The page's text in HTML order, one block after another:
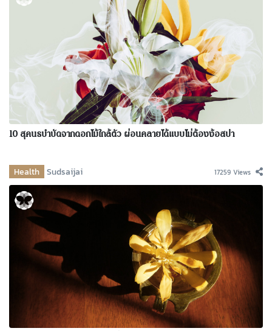
10 สุคนธบำบัดจากดอกไม้ใกล้ตัว ผ่อนคลายได้แบบไม่ต้องง้อสปา
Health Sudsaijai 17259 Views